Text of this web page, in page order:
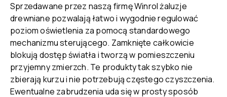
Sprzedawane przez naszą firmę Winrol żaluzje
drewniane pozwalają łatwo i wygodnie regulować
poziom oświetlenia za pomocą standardowego
mechanizmu sterującego. Zamknięte całkowicie
blokują dostęp światła i tworzą w pomieszczeniu
przyjemny zmierzch. Te produkty tak szybko nie
zbierają kurzu i nie potrzebują częstego czyszczenia.
Ewentualne zabrudzenia uda się w prosty sposób